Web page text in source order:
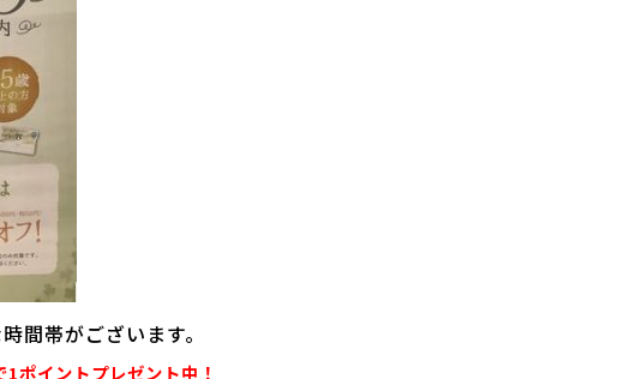
間帯がございます。
ポイントプレゼント中！